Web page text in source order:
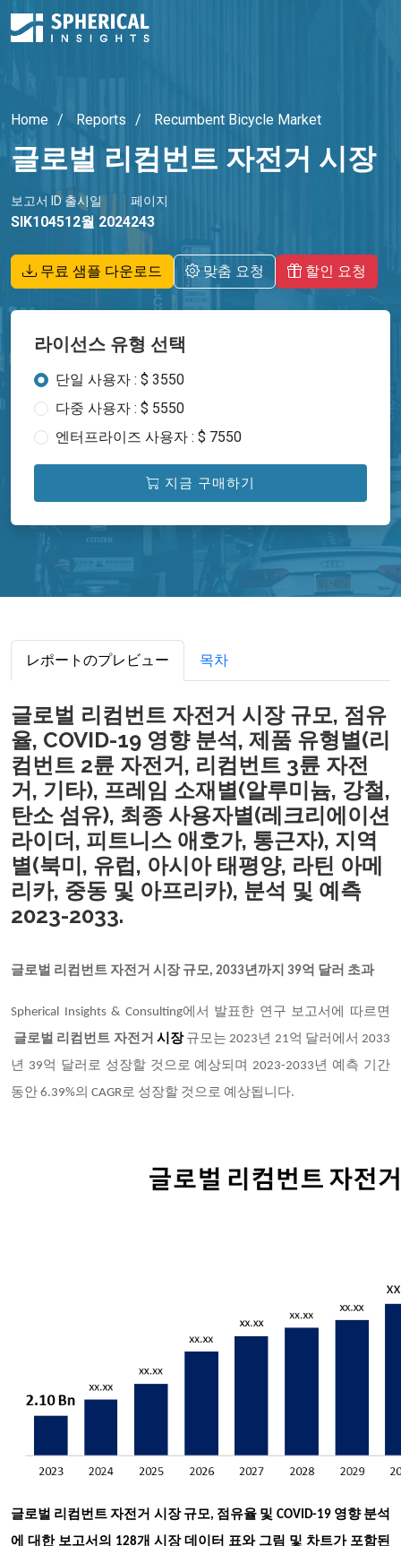
Home Reports Recumbent Bicycle Market
글로벌 리컴번트 자전거 시장
보고서 ID
SIK1045
출시일
12월 2024
페이지
243
무료 샘플 다운로드 맞춤 요청 할인 요청
라이선스 유형 선택
단일 사용자 : $ 3550
다중 사용자 : $ 5550
엔터프라이즈 사용자 : $ 7550
지금 구매하기
レポートのプレビュー 목차
글로벌 리컴번트 자전거 시장 규모, 점유
율, COVID-19 영향 분석, 제품 유형별(리
컴번트 2륜 자전거, 리컴번트 3륜 자전
거, 기타), 프레임 소재별(알루미늄, 강철,
탄소 섬유), 최종 사용자별(레크리에이션
라이더, 피트니스 애호가, 통근자), 지역
별(북미, 유럽, 아시아 태평양, 라틴 아메
리카, 중동 및 아프리카), 분석 및 예측
2023-2033.
글로벌 리컴번트 자전거 시장 규모, 2033년까지 39억 달러 초과
Spherical Insights & Consulting에서 발표한 연구 보고서에 따르면
글로벌 리컴번트 자전거 시장 규모는 2023년 21억 달러에서 2033
년 39억 달러로 성장할 것으로 예상되며 2023-2033년 예측 기간
동안 6.39%의 CAGR로 성장할 것으로 예상됩니다.
글로벌 리컴번트 자전거 시장 규모, 점유율 및 COVID-19 영향 분석
에 대한 보고서의 128개 시장 데이터 표와 그림 및 차트가 포함된